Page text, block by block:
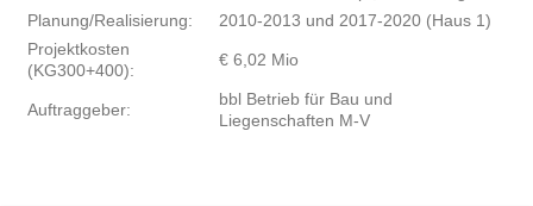
Planung/Realisierung:
2010-2013 und 2017-2020 (Haus 1)
Projektkosten
(KG300+400):
€ 6,02 Mio
Auftraggeber:
bbl Betrieb für Bau und
Liegenschaften M-V